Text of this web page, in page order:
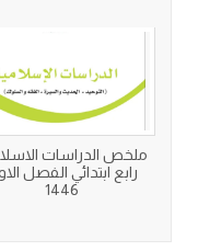
ملخص الدراسات
رابع ابتدائي الفصل
1446